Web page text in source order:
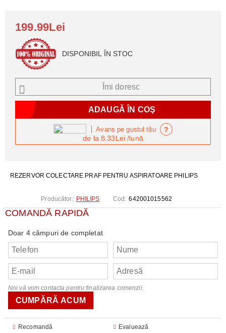
REZERVOR COLECTARE PRAF PENTRU ASPIRATOARE PHILIPS
Producător: PHILIPS Cod: 642001015562
COMANDĂ RAPIDĂ
Doar 4 câmpuri de completat
Noi vă vom contacta pentru finalizarea comenzii.
Recomandă
Evaluează
199.99Lei
DISPONIBIL ÎN STOC
Îmi doresc
de la 8.33Lei/lună
Avans pe gustul tău ?